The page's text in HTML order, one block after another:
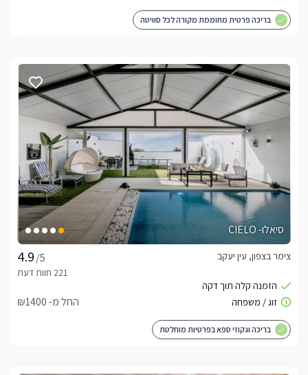
בריכה פרטית מחוממת מקורה לכל סוויטה
סיאלו- CIELO
/5
צימר בצפון, עין יעקב
החל מ- ₪1400
בריכה וגקוזי ספא בפרטיות מוחלטת